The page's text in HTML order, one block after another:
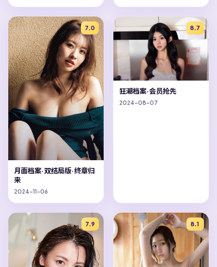
7.0
月面档案·双结局版·终章归
来
2024-11-06
8.7
狂潮档案·会员抢先
2024-08-07
7.9 8.1